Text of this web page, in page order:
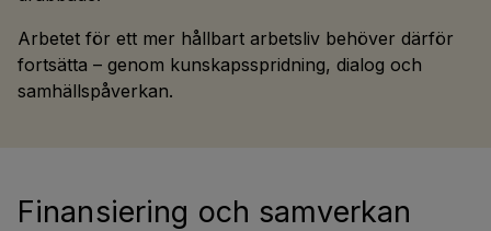
Arbetet för ett mer hållbart arbetsliv behöver därför
fortsätta – genom kunskapsspridning, dialog och
samhällspåverkan.
Finansiering och samverkan